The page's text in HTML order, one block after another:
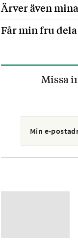
Ärver även
Får min fru
Missa